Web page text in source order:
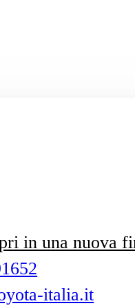
in una nuova
italia.it